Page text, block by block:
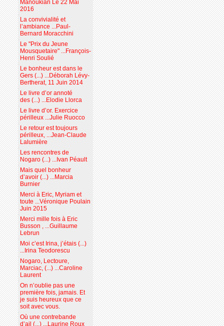
Manoukian Le 22 Mai
2016
La convivialité et
l’ambiance ...Paul-
Bernard Moracchini
Le "Prix du Jeune
Mousquetaire" ...François-
Henri Soulié
Le bonheur est dans le
Gers (...) ...Déborah Lévy-
Bertherat, 11 Juin 2014
Le livre d’or annoté
des (...) ...Elodie Llorca
Le livre d’or. Exercice
périlleux ...Julie Ruocco
Le retour est toujours
périlleux, ...Jean-Claude
Lalumière
Les rencontres de
Nogaro (...) ...Ivan Péault
Mais quel bonheur
d’avoir (...) ...Marcia
Burnier
Merci à Eric, Myriam et
toute ...Véronique Poulain
Juin 2015
Merci mille fois à Eric
Busson , ...Guillaume
Lebrun
Moi c’est Irina, j’étais (...)
...Irina Teodorescu
Nogaro, Lectoure,
Marciac, (...) ...Caroline
Laurent
On n’oublie pas une
première fois, jamais. Et
je suis heureux que ce
soit avec vous.
Où une contrebande
d’ail (...) ...Laurine Roux